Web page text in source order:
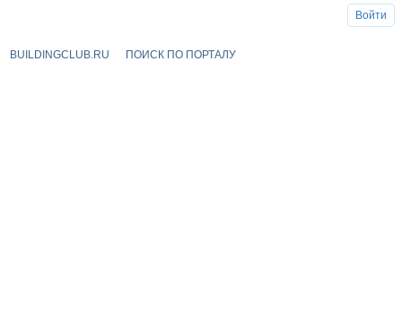
BUILDINGCLUB.RU ПОИСК ПО ПОРТАЛУ
Войти